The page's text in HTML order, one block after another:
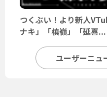
つくぶい！より新人
ナキ」「槙嶺」「延喜...
ユーザーニュ